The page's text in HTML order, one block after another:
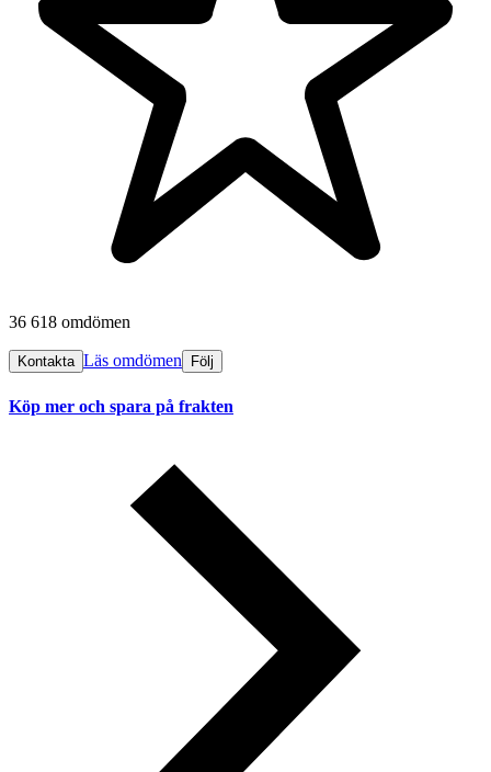
36 618 omdömen
Kontakta Läs omdömen Följ
Köp mer och spara på frakten